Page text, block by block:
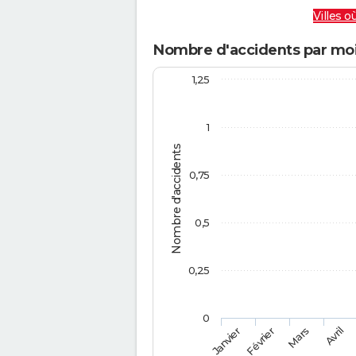
Villes
Nombre d'accidents par
Nombre d'accidents
JanvierFévrier Mars Avril
0
1
0,25
0,5
0,75
1,25